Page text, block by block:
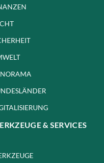
& SERVICES